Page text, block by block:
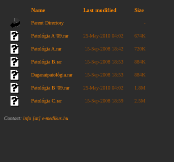
Name Last modified Size
Parent Directory -
Patológia A '09.rar 25-May-2010 04:02 674K
Patológia A.rar 15-Sep-2008 18:42 720K
Patológia B.rar 15-Sep-2008 18:53 884K
Daganatpatológia.rar 15-Sep-2008 18:53 884K
Patológia B '09.rar 25-May-2010 04:02 1.8M
Patológia C.rar 15-Sep-2008 18:59 2.5M
Contact: info [at] e-medikus.hu